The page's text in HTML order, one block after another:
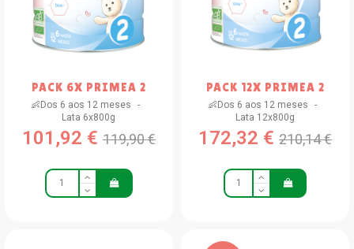
PACK 6X PRIMEA 2
👶Dos 6 aos 12 meses
Lata 6x800g
101,92 € 119,90 €
PACK 12X PRIMEA 2
👶Dos 6 aos 12 meses
Lata 12x800g
172,32 €210,14 €